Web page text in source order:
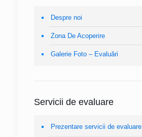
Despre noi
Zona De Acoperire
Galerie Foto – Evaluări
Servicii de evaluare
Prezentare servicii de evaluare